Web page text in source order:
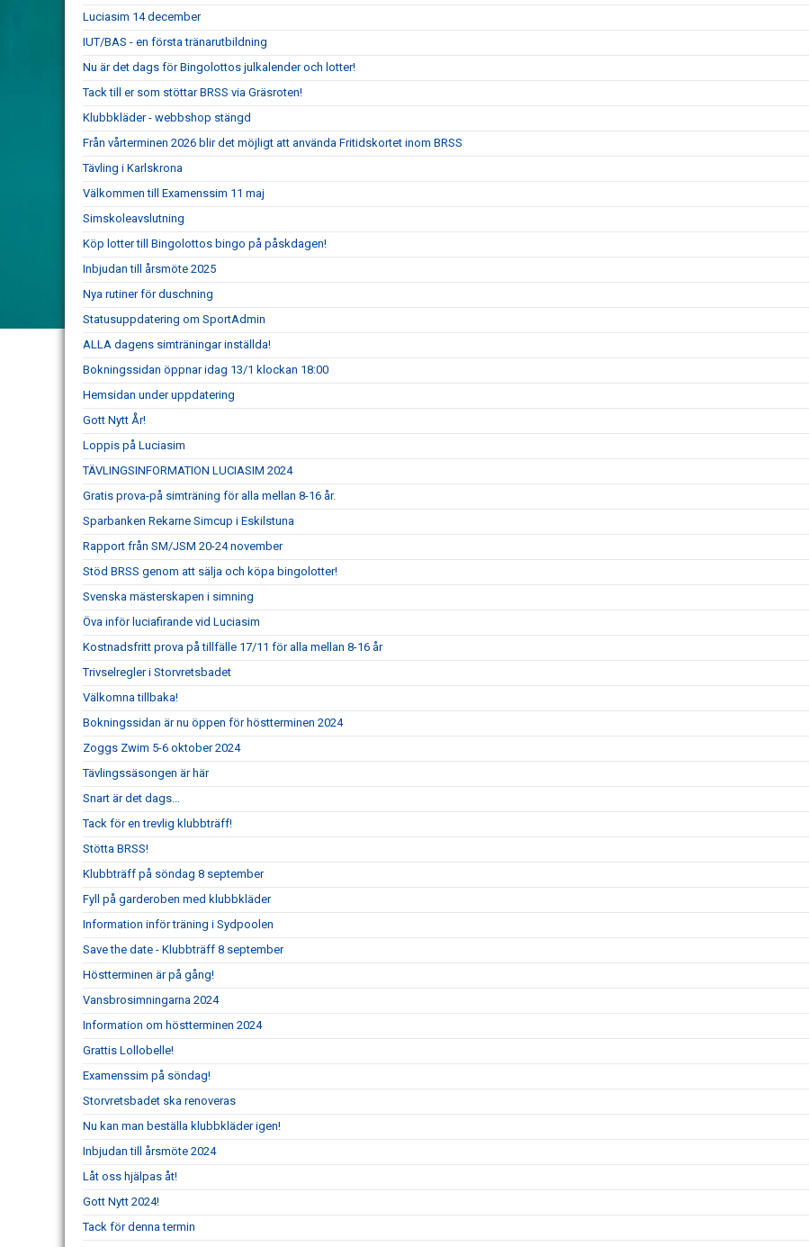
Luciasim 14 december
IUT/BAS - en första tränarutbildning
Nu är det dags för Bingolottos julkalender och lotter!
Tack till er som stöttar BRSS via Gräsroten!
Klubbkläder - webbshop stängd
Från vårterminen 2026 blir det möjligt att använda Fritidskortet inom BRSS
Tävling i Karlskrona
Välkommen till Examenssim 11 maj
Simskoleavslutning
Köp lotter till Bingolottos bingo på påskdagen!
Inbjudan till årsmöte 2025
Nya rutiner för duschning
Statusuppdatering om SportAdmin
ALLA dagens simträningar inställda!
Bokningssidan öppnar idag 13/1 klockan 18:00
Hemsidan under uppdatering
Gott Nytt År!
Loppis på Luciasim
TÄVLINGSINFORMATION LUCIASIM 2024
Gratis prova-på simträning för alla mellan 8-16 år.
Sparbanken Rekarne Simcup i Eskilstuna
Rapport från SM/JSM 20-24 november
Stöd BRSS genom att sälja och köpa bingolotter!
Svenska mästerskapen i simning
Öva inför luciafirande vid Luciasim
Kostnadsfritt prova på tillfälle 17/11 för alla mellan 8-16 år
Trivselregler i Storvretsbadet
Välkomna tillbaka!
Bokningssidan är nu öppen för höstterminen 2024
Zoggs Zwim 5-6 oktober 2024
Tävlingssäsongen är här
Snart är det dags...
Tack för en trevlig klubbträff!
Stötta BRSS!
Klubbträff på söndag 8 september
Fyll på garderoben med klubbkläder
Information inför träning i Sydpoolen
Save the date - Klubbträff 8 september
Höstterminen är på gång!
Vansbrosimningarna 2024
Information om höstterminen 2024
Grattis Lollobelle!
Examenssim på söndag!
Storvretsbadet ska renoveras
Nu kan man beställa klubbkläder igen!
Inbjudan till årsmöte 2024
Låt oss hjälpas åt!
Gott Nytt 2024!
Tack för denna termin